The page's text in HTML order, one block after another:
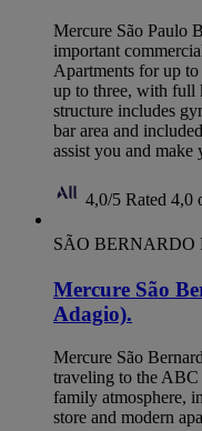
Mercure São Paulo
important
Apartments for up
up to three, with full
structure includes
bar area and
assist you and make
4,0/5 Rated 4,0
SÃO
Mercure São
Adagio).
Mercure São
traveling to the ABC
family atmosphere,
store and modern